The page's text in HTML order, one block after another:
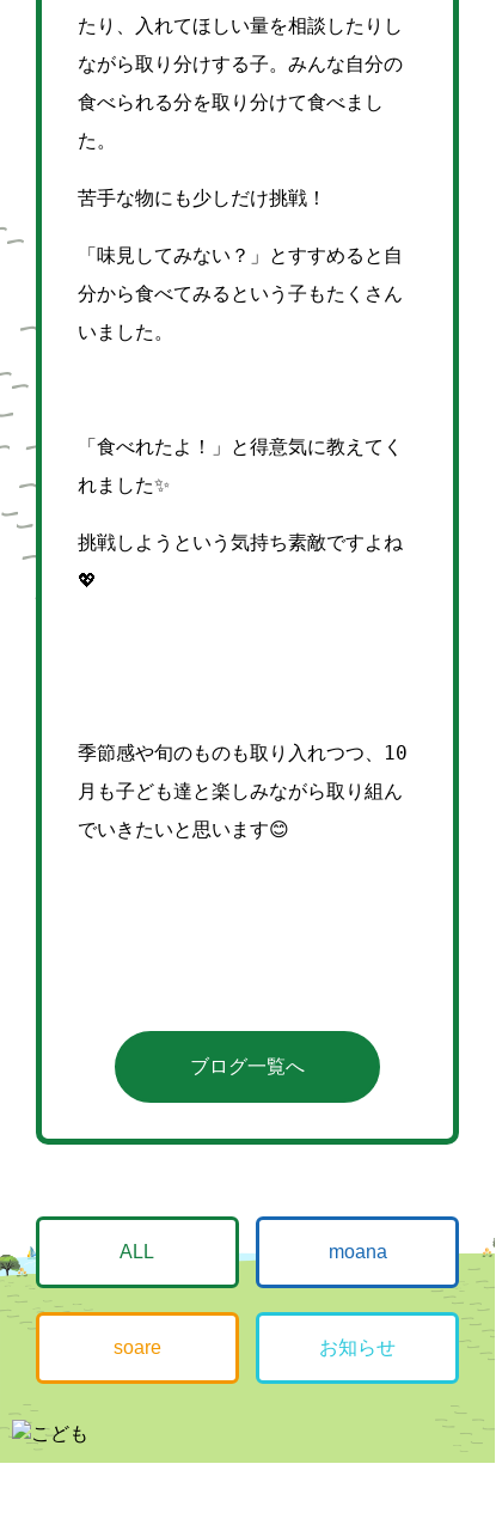
たり、入れてほしい量を相談したりし
ながら取り分けする子。みんな自分の
食べられる分を取り分けて食べまし
た。
苦手な物にも少しだけ挑戦！
「味見してみない？」とすすめると自
分から食べてみるという子もたくさん
いました。
「食べれたよ！」と得意気に教えてく
れました✨
挑戦しようという気持ち素敵ですよね
💖
季節感や旬のものも取り入れつつ、10
月も子ども達と楽しみながら取り組ん
でいきたいと思います😊
ブログ一覧へ
ALL moana
soare お知らせ